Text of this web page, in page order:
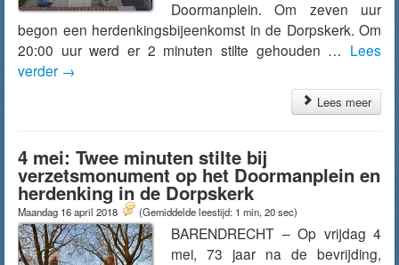
Doormanplein. Om zeven uur
begon een herdenkingsbijeenkomst in de Dorpskerk. Om
20:00 uur werd er 2 minuten stilte gehouden … Lees
verder →
Lees meer
4 mei: Twee minuten stilte bij
verzetsmonument op het Doormanplein en
herdenking in de Dorpskerk
Maandag 16 april 2018 (Gemiddelde leestijd: 1 min, 20 sec)
BARENDRECHT – Op vrijdag 4
mei, 73 jaar na de bevrijding,